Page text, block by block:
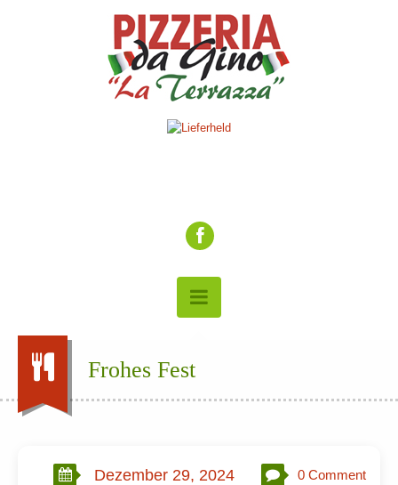
Frohes Fest
Dezember 29, 2024 0 Comment